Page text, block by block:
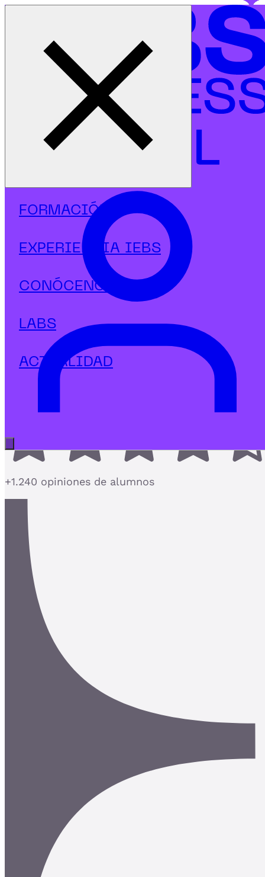
FORMACIÓN
EXPERIENCIA IEBS
CONÓCENOS
LABS
ACTUALIDAD
Inicio
Programas
Data Analytics
Postgrado en Analítica Web y Técnicas de Análisis
Postgrado en Analítica Web y
Técnicas de Análisis
El postgrado de Analítica Web más completo con
CRO y técnicas de análisis reales
+1.240 opiniones de alumnos